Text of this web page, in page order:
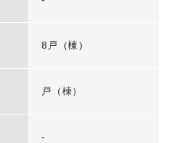
8戸（棟）
戸（棟）
-